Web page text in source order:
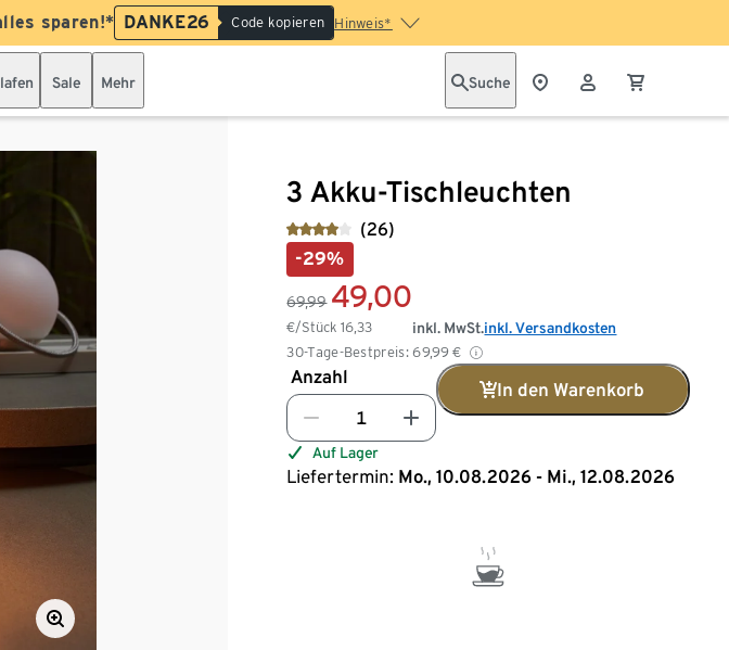
sparen!* DANKE26 Code kopieren Hinweis*
Sale Mehr Suche
3 Akku-Tischleuchten
(26)
-29%
69,99 49,00
€/Stück16,33
30-Tage-Bestpreis: 69,99 €
inkl. MwSt.inkl. Versandkosten
Anzahl
In den Warenkorb
Auf Lager
Liefertermin: Mo., 10.08.2026 - Mi., 12.08.2026